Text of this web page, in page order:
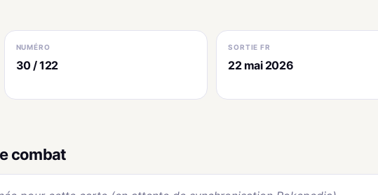
NUMÉRO
30 / 122
SORTIE FR
22 mai 2026
combat